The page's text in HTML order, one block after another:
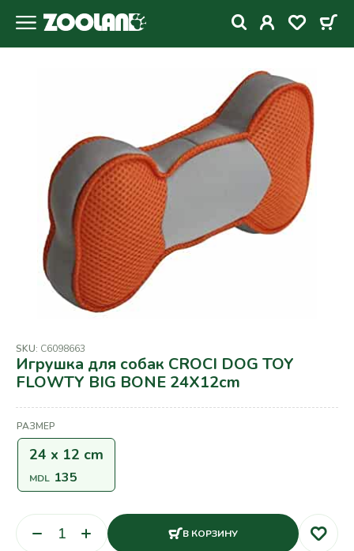
SKU: C6098663
Игрушка для собак CROCI DOG TOY
FLOWTY BIG BONE 24X12cm
РАЗМЕР
24 x 12 cm
MDL 135
В КОРЗИНУ